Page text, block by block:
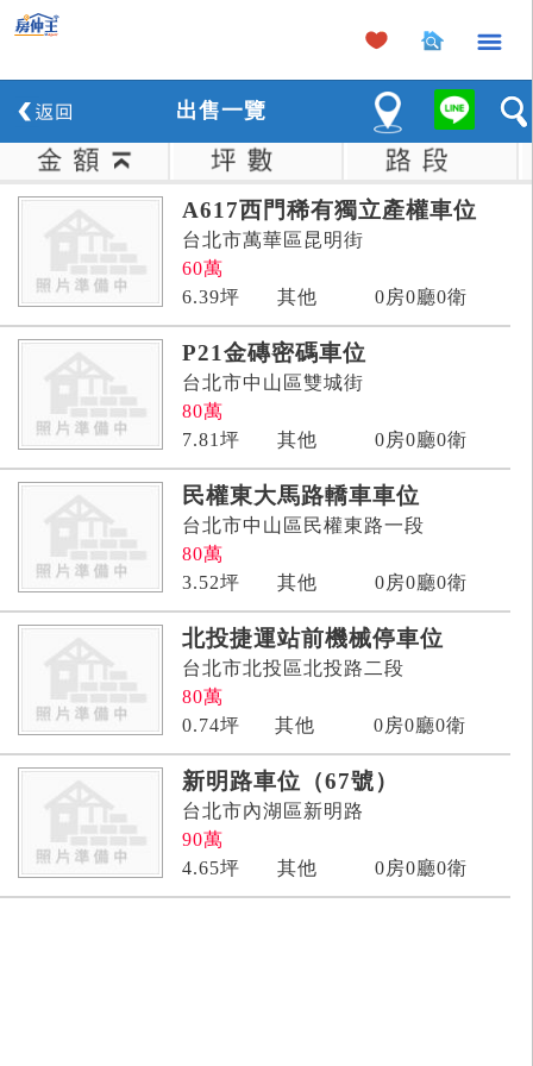
×
出售一覽
A617西門稀有獨立產權車位
台北市萬華區昆明街
60萬
6.39坪 其他 0房0廳0衛
P21金磚密碼車位
台北市中山區雙城街
80萬
7.81 坪 其他 0房0廳0衛
民權東大馬路轎車車位
台北市中山區民權東路一段
80萬
3.52坪 其他 0房0廳0衛
北投捷運站前機械停車位
台北市北投區北投路二段
80萬
0.74坪 其他 0房0廳0衛
新明路車位（67號）
台北市內湖區新明路
90萬
4.65坪 其他 0房0廳0衛